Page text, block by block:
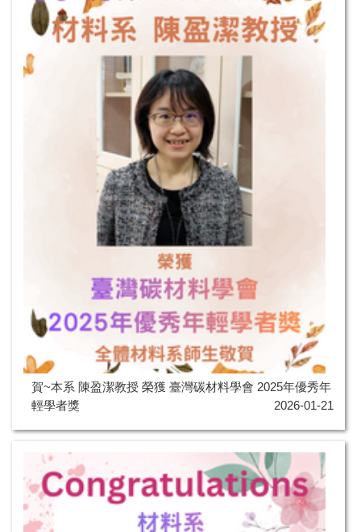
賀~本系 陳盈潔教授 榮獲 臺灣碳材料學會 2025年優秀年
輕學者獎
2026-01-21